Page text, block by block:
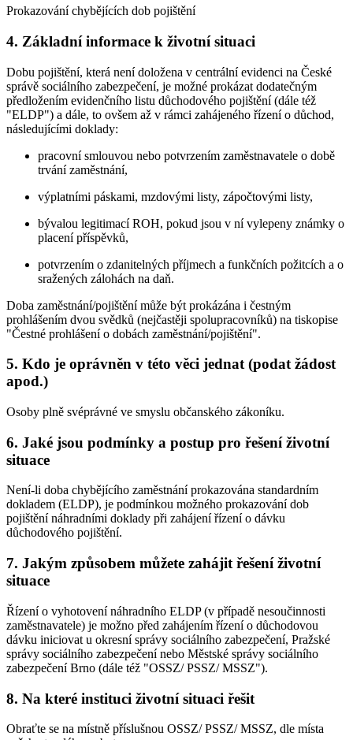
Prokazování chybějících dob pojištění
4. Základní informace k životní situaci
Dobu pojištění, která není doložena v centrální evidenci na České
správě sociálního zabezpečení, je možné prokázat dodatečným
předložením evidenčního listu důchodového pojištění (dále též
"ELDP") a dále, to ovšem až v rámci zahájeného řízení o důchod,
následujícími doklady:
pracovní smlouvou nebo potvrzením zaměstnavatele o době
trvání zaměstnání,
výplatními páskami, mzdovými listy, zápočtovými listy,
bývalou legitimací ROH, pokud jsou v ní vylepeny známky o
placení příspěvků,
potvrzením o zdanitelných příjmech a funkčních požitcích a o
sražených zálohách na daň.
Doba zaměstnání/pojištění může být prokázána i čestným
prohlášením dvou svědků (nejčastěji spolupracovníků) na tiskopise
"Čestné prohlášení o dobách zaměstnání/pojištění".
5. Kdo je oprávněn v této věci jednat (podat žádost
apod.)
Osoby plně svéprávné ve smyslu občanského zákoníku.
6. Jaké jsou podmínky a postup pro řešení životní
situace
Není-li doba chybějícího zaměstnání prokazována standardním
dokladem (ELDP), je podmínkou možného prokazování dob
pojištění náhradními doklady při zahájení řízení o dávku
důchodového pojištění.
7. Jakým způsobem můžete zahájit řešení životní
situace
Řízení o vyhotovení náhradního ELDP (v případě nesoučinnosti
zaměstnavatele) je možno před zahájením řízení o důchodovou
dávku iniciovat u okresní správy sociálního zabezpečení, Pražské
správy sociálního zabezpečení nebo Městské správy sociálního
zabezpečení Brno (dále též "OSSZ/ PSSZ/ MSSZ").
8. Na které instituci životní situaci řešit
Obraťte se na místně příslušnou OSSZ/ PSSZ/ MSSZ, dle místa